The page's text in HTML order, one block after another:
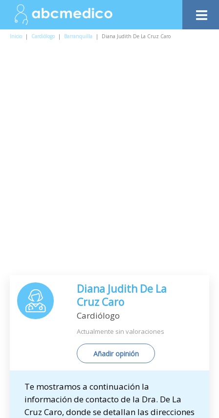
Inicio | Cardiólogo | Barranquilla | Diana Judith De La Cruz Caro
Diana Judith De La
Cruz Caro
Cardiólogo
Actualmente sin valoraciones
Añadir opinión
Te mostramos a continuación la
información de contacto de la Dra. De La
Cruz Caro, donde se detallan las direcciones